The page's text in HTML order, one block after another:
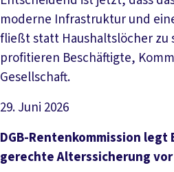
moderne Infrastruktur und
fließt statt Haushaltslöcher zu
profitieren Beschäftigte,
Gesellschaft.
29. Juni 2026
Artikel lesen
DGB-Rentenkommission
gerechte Alterssicherung vor